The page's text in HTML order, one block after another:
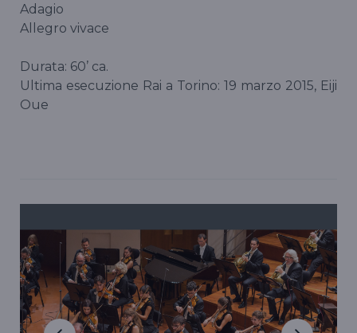
Adagio
Allegro vivace
Durata: 60’ ca.
Ultima esecuzione Rai a Torino: 19 marzo 2015, Eiji
Oue